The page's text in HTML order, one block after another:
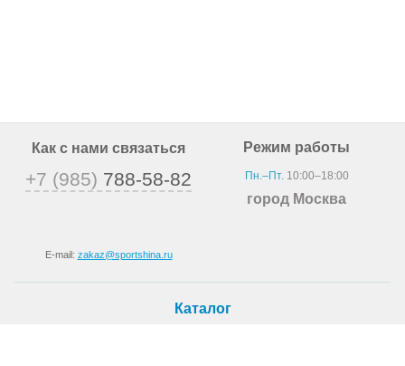
Как с нами связаться
+7 (985) 788-58-82
E-mail: zakaz@sportshina.ru
Режим работы
Пн.–Пт.10:00–18:00
город Москва
Каталог